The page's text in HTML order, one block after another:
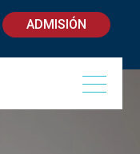
ADMISIÓN